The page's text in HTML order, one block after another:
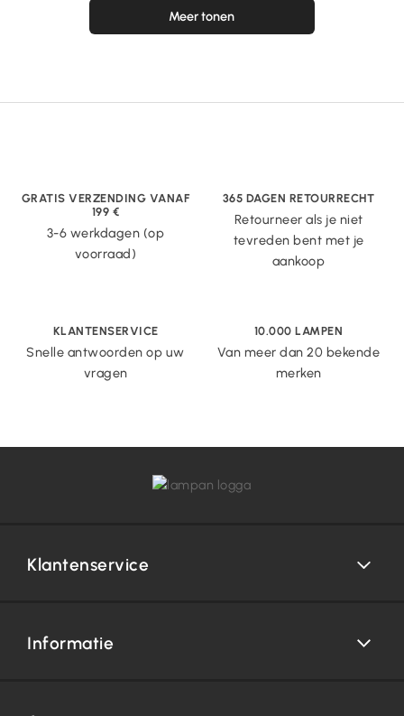
Meer tonen
GRATIS VERZENDING VANAF
199 €
3-6 werkdagen (op
voorraad)
365 DAGEN RETOURRECHT
Retourneer als je niet
tevreden bent met je
aankoop
KLANTENSERVICE
Snelle antwoorden op uw
vragen
10.000 LAMPEN
Van meer dan 20 bekende
merken
Klantenservice
Informatie